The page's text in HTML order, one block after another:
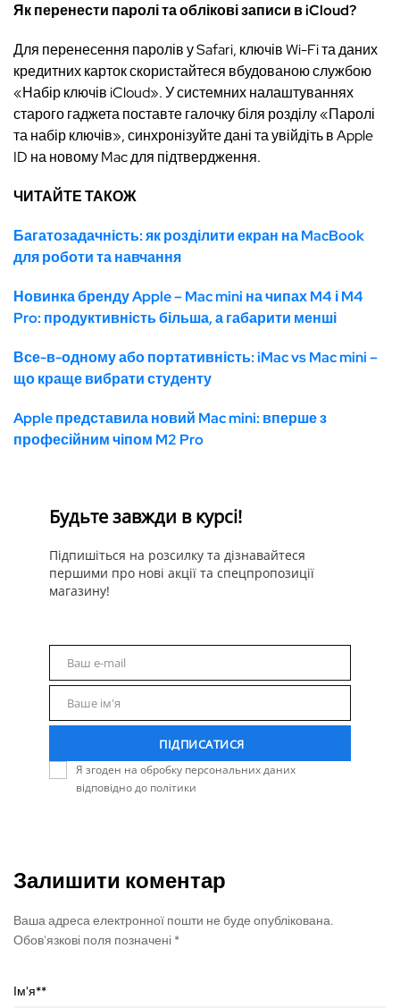
Як перенести паролі та облікові записи в iCloud?
Для перенесення паролів у Safari, ключів Wi-Fi та даних
кредитних карток скористайтеся вбудованою службою
«Набір ключів iCloud». У системних налаштуваннях
старого гаджета поставте галочку біля розділу «Паролі
та набір ключів», синхронізуйте дані та увійдіть в Apple
ID на новому Mac для підтвердження.
ЧИТАЙТЕ ТАКОЖ
Багатозадачність: як розділити екран на MacBook
для роботи та навчання
Новинка бренду Apple – Mac mini на чипах M4 і M4
Pro: продуктивність більша, а габарити менші
Все-в-одному або портативність: iMac vs Mac mini –
що краще вибрати студенту
Apple представила новий Mac mini: вперше з
професійним чіпом M2 Pro
Будьте завжди в курсі!
Підпишіться на розсилку та дізнавайтеся
першими про нові акції та спецпропозиції
магазину!
Email
Ваш e-mail
Name
Ваше ім'я
ПІДПИСАТИСЯ
Я згоден на обробку персональних даних
відповідно до політики
Залишити коментар
Ваша адреса електронної пошти не буде опублікована.
Обов'язкові поля позначені *
Ім'я**